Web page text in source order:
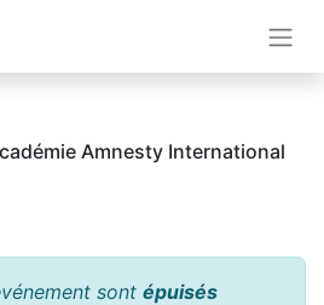
Amnesty International
sont épuisés